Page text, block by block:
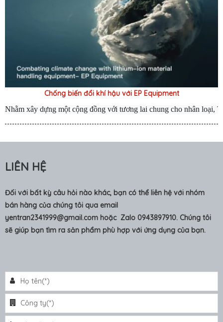
Chống biến đổi khí hậu với EP Equipment
Nhằm xây dựng một cộng đồng với tương lai chung cho nhân loại,
LIÊN HỆ
Đối với bất kỳ câu hỏi nào khác, bạn có thể liên hệ với nhóm
bán hàng của chúng tôi qua email
yentran2341999@gmail.com hoặc Zalo 0943897910. Chúng tôi
sẽ giúp bạn tìm ra sản phẩm phù hợp với ứng dụng của bạn.